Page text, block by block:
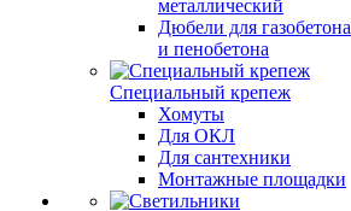
металлический
Дюбели для газобетона
и пенобетона
Специальный крепеж
Хомуты
Для ОКЛ
Для сантехники
Монтажные площадки